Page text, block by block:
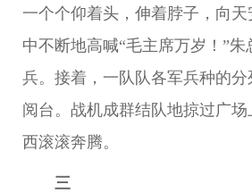
一个个仰着头，伸着脖子，向
中不断地高喊“毛主席万岁！”
兵。接着，一队队各军兵种的
阅台。战机成群结队地掠过广
西滚滚奔腾。
三